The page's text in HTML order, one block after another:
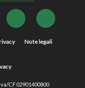
Note legali
CF 02901400800